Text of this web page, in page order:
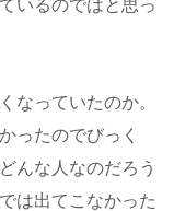
いるのではと思っ
なっていたのか。
ったのでびっく
んな人なのだろう
は出てこなかった